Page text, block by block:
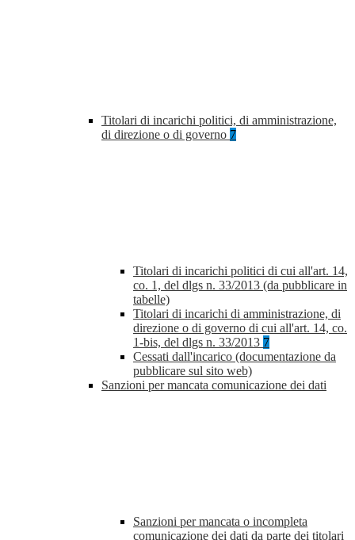
Titolari di incarichi politici, di amministrazione,
di direzione o di governo 7
Titolari di incarichi politici di cui all'art. 14,
co. 1, del dlgs n. 33/2013 (da pubblicare in
tabelle)
Titolari di incarichi di amministrazione, di
direzione o di governo di cui all'art. 14, co.
1-bis, del dlgs n. 33/2013 7
Cessati dall'incarico (documentazione da
pubblicare sul sito web)
Sanzioni per mancata comunicazione dei dati
Sanzioni per mancata o incompleta
comunicazione dei dati da parte dei titolari